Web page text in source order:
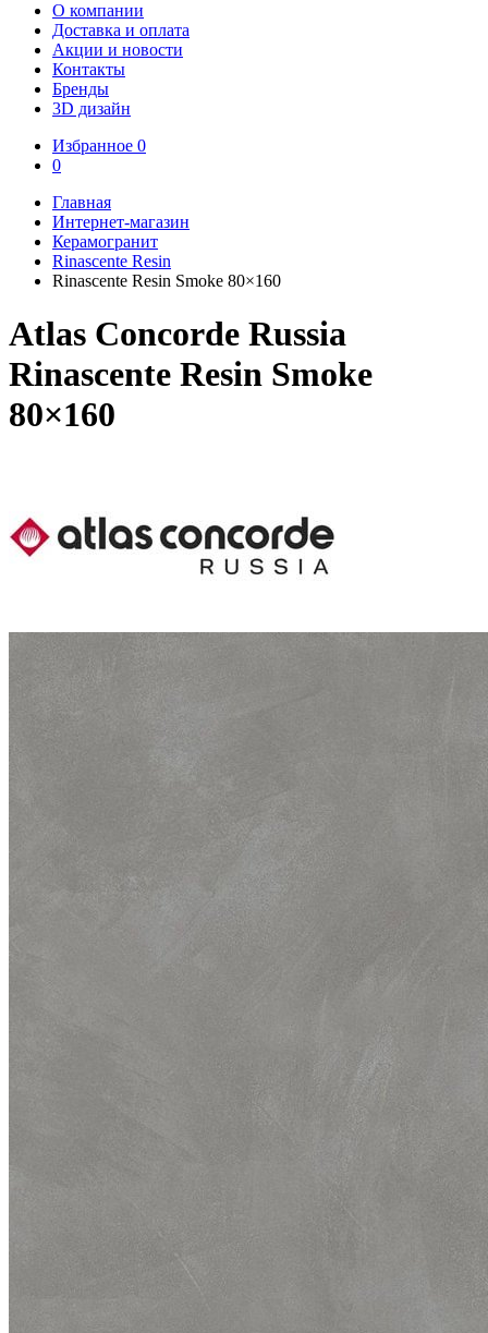
О компании
Доставка и оплата
Акции и новости
Контакты
Бренды
3D дизайн
Избранное 0
0
Главная
Интернет-магазин
Керамогранит
Rinascente Resin
Rinascente Resin Smoke 80×160
Atlas Concorde Russia
Rinascente Resin Smoke
80×160